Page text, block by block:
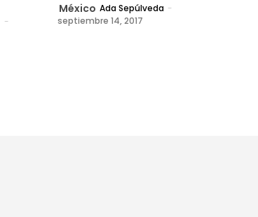
-
México Ada Sepúlveda -
septiembre 14, 2017